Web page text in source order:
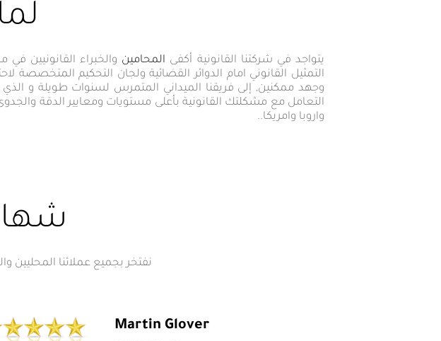
يتواجد في شركتنا القانونية أكفى المحامين والخبراء القانونيين
التمثيل القانوني امام الدوائر القضائية ولجان التحكيم
وجهد ممكنين, إلى فريقنا الميداني المتمرس لسنوات طويلة و
التعامل مع مشكلتك القانونية بأعلى مستويات ومعايير الدقة
واروبا وامريكا..
نفتخر بجميع عملائنا المحليين
Martin Glover